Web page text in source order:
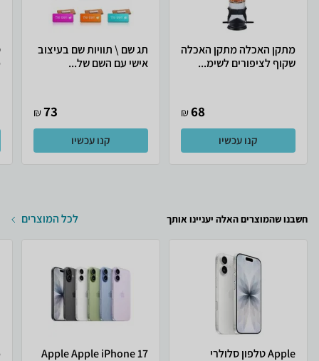
מתקן האכלה מתקן האכלה
שקוף לציפורים לשימ...
68
₪
קנו עכשיו
תג שם \ תוויות שם בעיצוב
אישי עם השם של...
73
₪
קנו עכשיו
חשבנו שהמוצרים האלה יעניינו אותך לכל המוצרים
Apple טלפון סלולרי
Apple Apple iPhone 17